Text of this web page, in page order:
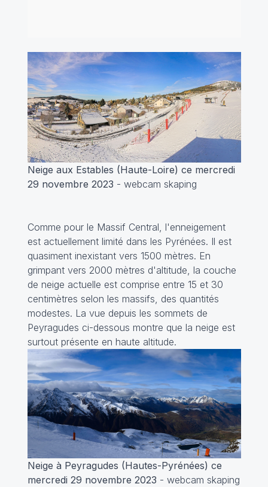
Neige aux Estables (Haute-Loire) ce mercredi
29 novembre 2023 - webcam skaping
Comme pour le Massif Central, l'enneigement
est actuellement limité dans les Pyrénées. Il est
quasiment inexistant vers 1500 mètres. En
grimpant vers 2000 mètres d'altitude, la couche
de neige actuelle est comprise entre 15 et 30
centimètres selon les massifs, des quantités
modestes. La vue depuis les sommets de
Peyragudes ci-dessous montre que la neige est
surtout présente en haute altitude.
Neige à Peyragudes (Hautes-Pyrénées) ce
mercredi 29 novembre 2023 - webcam skaping